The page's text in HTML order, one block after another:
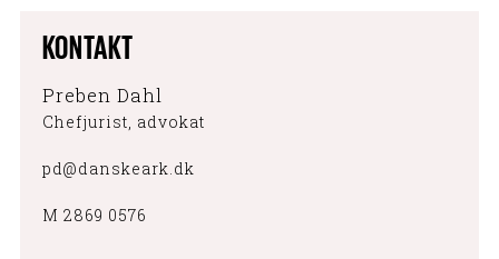
KONTAKT
Preben Dahl
Chefjurist, advokat
pd@danskeark.dk
M 2869 0576